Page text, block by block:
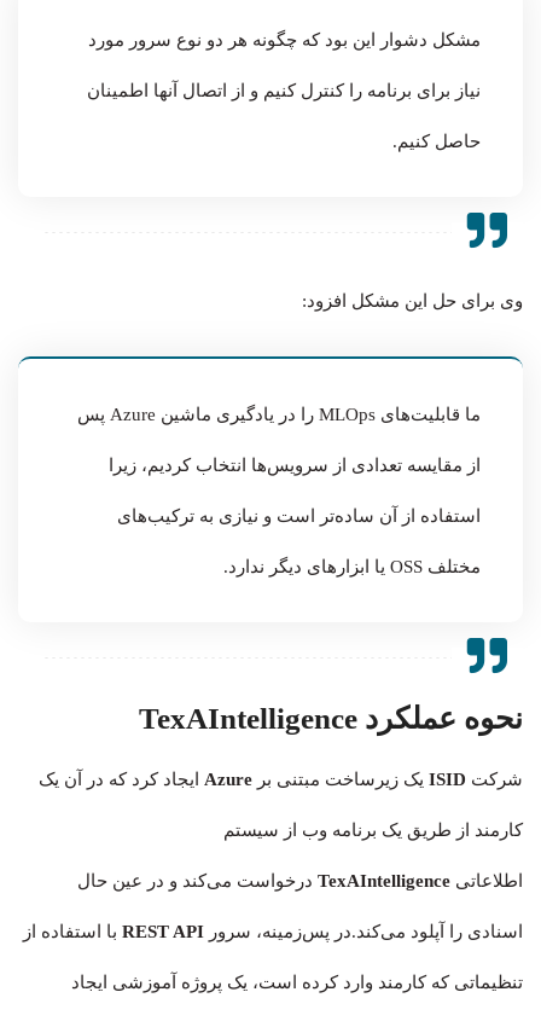
مشکل دشوار این بود که چگونه هر دو نوع سرور مورد
نیاز برای برنامه را کنترل کنیم و از اتصال آنها اطمینان
حاصل کنیم.
وی برای حل این مشکل افزود:
ما قابلیت‌های MLOps را در یادگیری ماشین Azure پس
از مقایسه تعدادی از سرویس‌ها انتخاب کردیم، زیرا
استفاده از آن ساده‌تر است و نیازی به ترکیب‌های
مختلف OSS یا ابزارهای دیگر ندارد.
نحوه عملکرد TexAIntelligence
شرکت یک زیرساخت مبتنی بر Azure ایجاد کرد که در آن یک
کارمند از طریق یک برنامه وب از سیستم
اطلاعاتی TexAIntelligence درخواست می‌کند و در عین حال
اسنادی را آپلود می‌کند.در پس‌زمینه، سرور REST API با استفاده از
تنظیماتی که کارمند وارد کرده است، یک پروژه آموزشی ایجاد